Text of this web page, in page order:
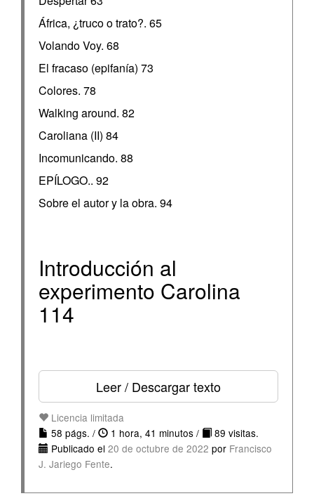
África, ¿truco o trato?. 65
Volando Voy. 68
El fracaso (epifanía) 73
Colores. 78
Walking around. 82
Caroliana (II) 84
Incomunicando. 88
EPÍLOGO.. 92
Sobre el autor y la obra. 94
Introducción al
experimento Carolina
114
Leer / Descargar texto
Licencia limitada
58 págs. /
1 hora, 41 minutos /
89 visitas.
Publicado el 20 de octubre de 2022 por Francisco
J. Jariego Fente.